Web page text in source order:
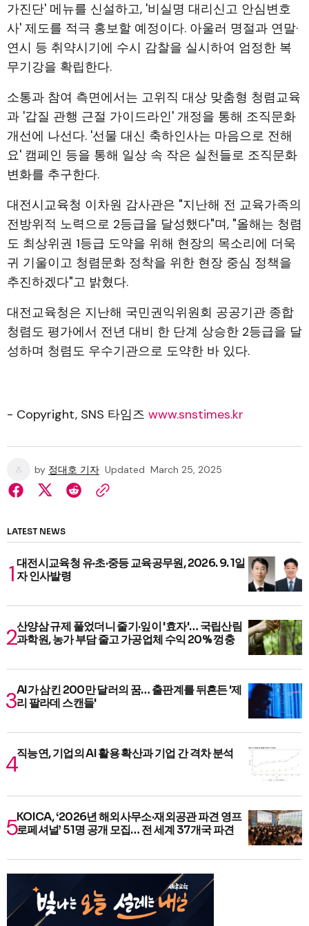
가진단' 메뉴를 신설하고, '비실명 대리신고 안심변호
사' 제도를 적극 홍보할 예정이다. 아울러 명절과 연말·
연시 등 취약시기에 수시 감찰을 실시하여 엄정한 복
무기강을 확립한다.
소통과 참여 측면에서는 고위직 대상 맞춤형 청렴교육
과 '갑질 관행 근절 가이드라인' 개정을 통해 조직문화
개선에 나선다. '선물 대신 축하인사는 마음으로 전해
요' 캠페인 등을 통해 일상 속 작은 실천들로 조직문화
변화를 추구한다.
대전시교육청 이차원 감사관은 "지난해 전 교육가족의
전방위적 노력으로 2등급을 달성했다"며, "올해는 청렴
도 최상위권 1등급 도약을 위해 현장의 목소리에 더욱
귀 기울이고 청렴문화 정착을 위한 현장 중심 정책을
추진하겠다"고 밝혔다.
대전교육청은 지난해 국민권익위원회 공공기관 종합
청렴도 평가에서 전년 대비 한 단계 상승한 2등급을 달
성하며 청렴도 우수기관으로 도약한 바 있다.
- Copyright, SNS 타임즈 www.snstimes.kr
by 정대호 기자 Updated March 25, 2025
LATEST NEWS
대전시교육청 유·초·중등 교육공무원, 2026. 9. 1일
자 인사발령
산양삼 규제 풀었더니 줄기·잎이 '효자'… 국립산림
과학원, 농가 부담 줄고 가공업체 수익 20% 껑충
AI가 삼킨 200만 달러의 꿈… 출판계를 뒤흔든 '제
리 팔라데 스캔들'
직능연, 기업의 AI 활용 확산과 기업 간 격차 분석
KOICA, ‘2026년 해외사무소·재외공관 파견 영프
로페셔널’ 51명 공개 모집… 전 세계 37개국 파견